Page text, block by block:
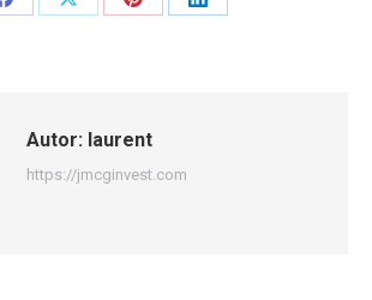
Share
Share
Share
Share
Autor: laurent
https://jmcginvest.com